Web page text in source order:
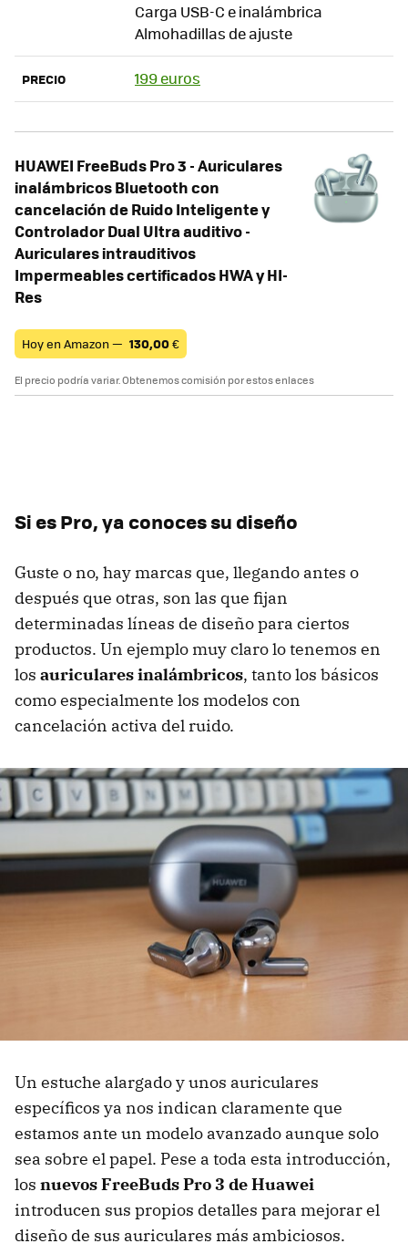
Carga USB-C e inalámbrica
Almohadillas de ajuste
PRECIO 199 euros
HUAWEI FreeBuds Pro 3 - Auriculares
inalámbricos Bluetooth con
cancelación de Ruido Inteligente y
Controlador Dual Ultra auditivo -
Auriculares intrauditivos
Impermeables certificados HWA y HI-
Res
Hoy en Amazon — 130,00€
El precio podría variar. Obtenemos comisión por estos enlaces
Si es Pro, ya conoces su diseño
Guste o no, hay marcas que, llegando antes o
después que otras, son las que fijan
determinadas líneas de diseño para ciertos
productos. Un ejemplo muy claro lo tenemos en
los auriculares inalámbricos, tanto los básicos
como especialmente los modelos con
cancelación activa del ruido.
Un estuche alargado y unos auriculares
específicos ya nos indican claramente que
estamos ante un modelo avanzado aunque solo
sea sobre el papel. Pese a toda esta introducción,
los nuevos FreeBuds Pro 3 de Huawei
introducen sus propios detalles para mejorar el
diseño de sus auriculares más ambiciosos.